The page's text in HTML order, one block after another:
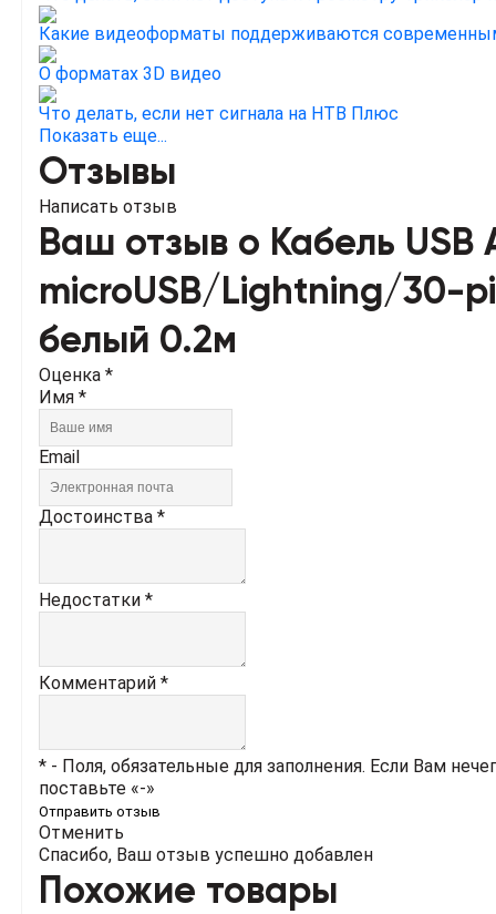
Какие видеоформаты поддерживаются
О форматах 3D видео
Что делать, если нет сигнала на НТВ Плюс
Показать еще...
Отзывы
Написать отзыв
Ваш отзыв о Кабель USB
microUSB/Lightning/30-
белый 0.2м
Оценка *
Имя *
Email
Достоинства *
Недостатки *
Комментарий *
* - Поля, обязательные для заполнения. Если Вам
поставьте «-»
Отправить отзыв
Отменить
Спасибо, Ваш отзыв успешно добавлен
Похожие товары